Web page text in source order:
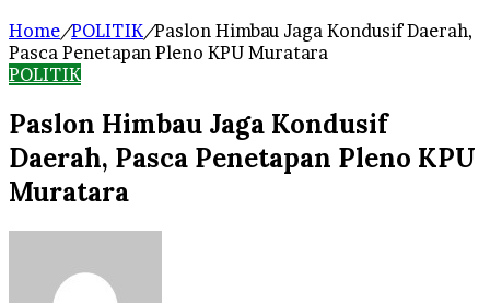
Home/POLITIK/Paslon Himbau Jaga Kondusif Daerah,
Pasca Penetapan Pleno KPU Muratara
POLITIK
Paslon Himbau Jaga Kondusif
Daerah, Pasca Penetapan Pleno KPU
Muratara